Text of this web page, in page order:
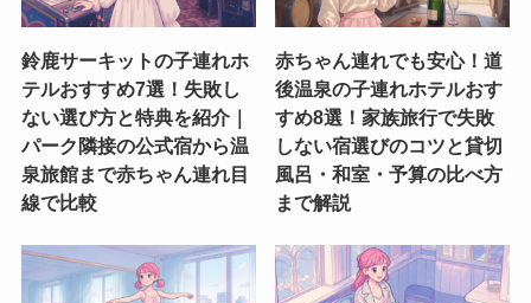
鈴鹿サーキットの子連れホ
テルおすすめ7選！失敗し
ない選び方と特典を紹介｜
パーク隣接の公式宿から温
泉旅館まで赤ちゃん連れ目
線で比較
赤ちゃん連れでも安心！道
後温泉の子連れホテルおす
すめ8選！家族旅行で失敗
しない宿選びのコツと貸切
風呂・和室・予算の比べ方
まで解説